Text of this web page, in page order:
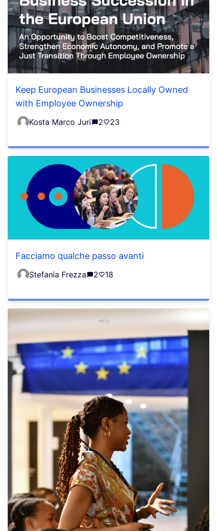
Keep European Businesses Locally Owned
with Employee Ownership
Kosta Marco Juri 2 23
Facciamo qualche passo avanti
Stefania Frezza 2 18